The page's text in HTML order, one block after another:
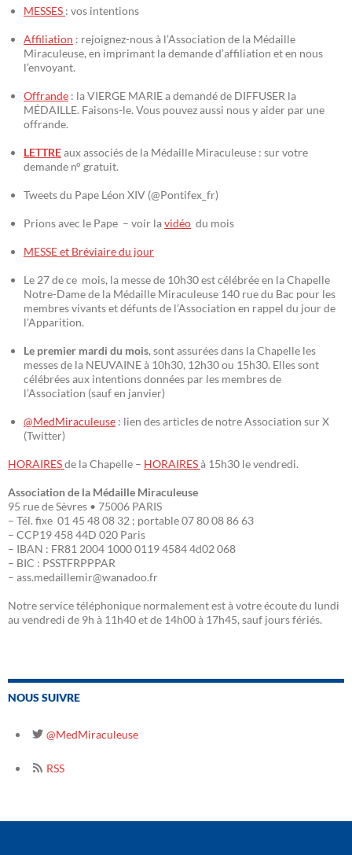
MESSES : vos intentions
Affiliation : rejoignez-nous à l’Association de la Médaille
Miraculeuse, en imprimant la demande d’affiliation et en nous
l’envoyant.
Offrande : la VIERGE MARIE a demandé de DIFFUSER la
MÉDAILLE. Faisons-le. Vous pouvez aussi nous y aider par une
offrande.
LETTREaux associés de la Médaille Miraculeuse : sur votre
demande n° gratuit.
Tweets du Pape Léon XIV (@Pontifex_fr)
Prions avec le Pape – voir lavidéo du mois
MESSE et Bréviaire du jour
Le 27 de ce mois, la messe de 10h30 est célébrée en la Chapelle
Notre-Dame de la Médaille Miraculeuse 140 rue du Bac pour les
membres vivants et défunts de l’Association en rappel du jour de
l’Apparition.
Le premier mardi du mois, sont assurées dans la Chapelle les
messes de la NEUVAINE à 10h30, 12h30 ou 15h30. Elles sont
célébrées aux intentions données par les membres de
l’Association (sauf en janvier)
@MedMiraculeuse : lien des articles de notre Association sur X
(Twitter)
HORAIRESde la Chapelle – HORAIRESà 15h30 le vendredi.
Association de la Médaille Miraculeuse
95 rue de Sèvres • 75006 PARIS
– Tél. fixe 01 45 48 08 32 ; portable 07 80 08 86 63
– CCP19 458 44D 020 Paris
– IBAN : FR81 2004 1000 0119 4584 4d02 068
– BIC : PSSTFRPPPAR
– ass.medaillemir@wanadoo.fr
Notre service téléphonique normalement est à votre écoute du lundi
au vendredi de 9h à 11h40 et de 14h00 à 17h45, sauf jours fériés.
NOUS SUIVRE
@MedMiraculeuse
RSS